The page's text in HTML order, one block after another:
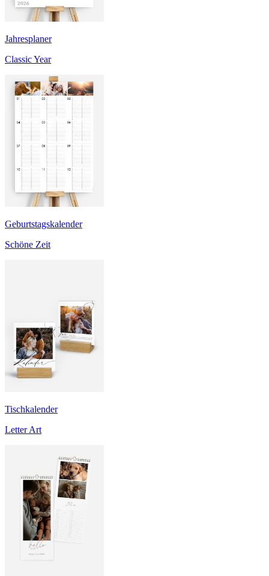
Jahresplaner
Classic Year
Geburtstagskalender
Schöne Zeit
Tischkalender
Letter Art